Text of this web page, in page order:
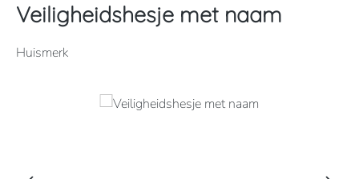
Veiligheidshesje met naam
Huismerk
Afbeeldingengalerij overslaan